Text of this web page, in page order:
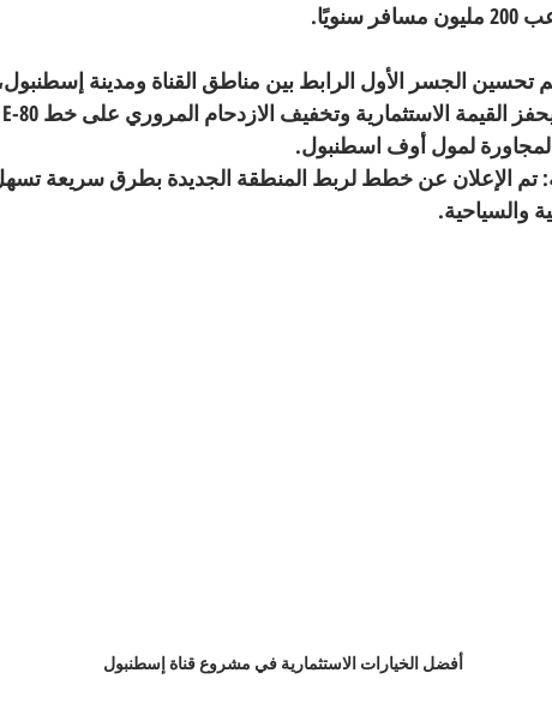
تحسين الجسر الأول الرابط بين مناطق القناة ومدينة
لمول أوف اسطنبول.
تم الإعلان عن خطط لربط المنطقة الجديدة بطرق سريعة
والسياحية.
أفضل الخيارات الاستثمارية في مشروع قناة إسطنبول